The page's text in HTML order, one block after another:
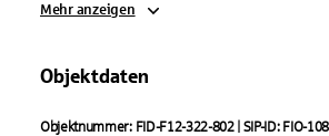
Mehr anzeigen
Objektdaten
Objektnummer: FID-F12-322-802 | SIP-ID: FIO-